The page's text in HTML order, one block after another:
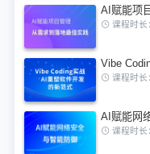
AI赋能项
课程时长
Vibe
课程时长
AI赋能网
课程时长